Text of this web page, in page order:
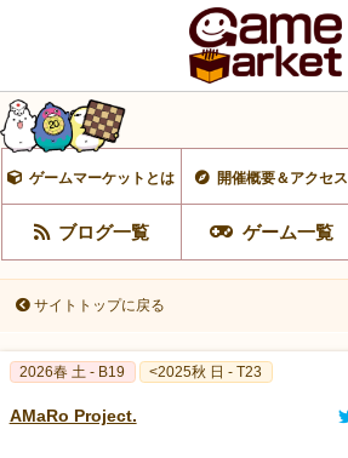
ゲームマーケットとは 開催概要＆アクセス
ブログ一覧 ゲーム一覧
サイトトップに戻る
2026春 土 - B19 <2025秋 日 - T23
AMaRo Project.